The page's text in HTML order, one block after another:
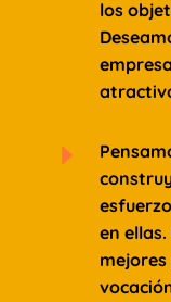
los
E
en ellas.